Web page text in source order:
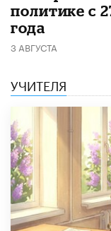
политике с
года
3 АВГУСТА
УЧИТЕЛЯ